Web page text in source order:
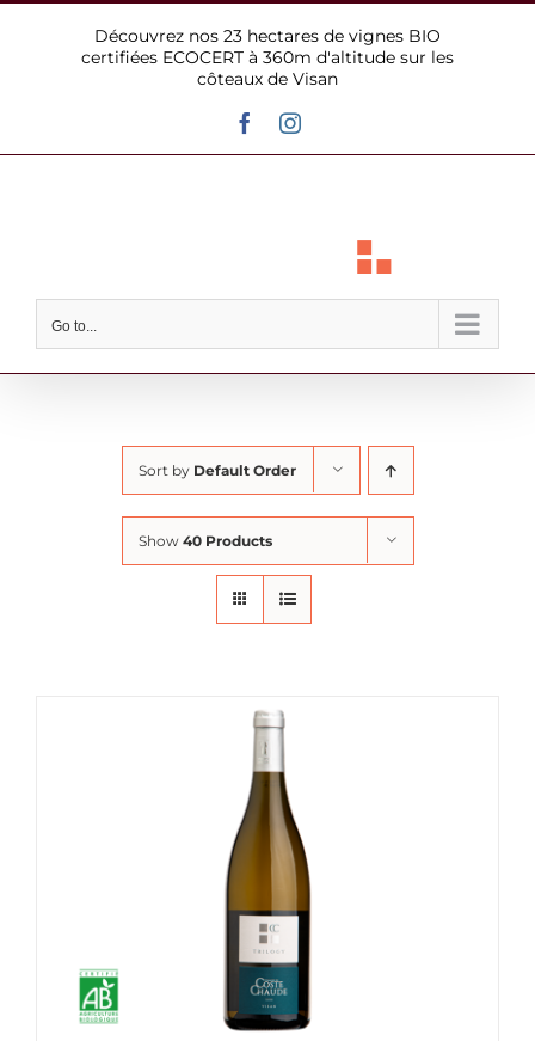
Découvrez nos 23 hectares de vignes BIO
certifiées ECOCERT à 360m d'altitude sur les
côteaux de Visan
FacebookInstagram
Go to...
Sort by Default Order
Show 40 Products